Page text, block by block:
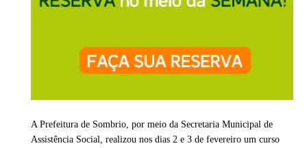
A Prefeitura de Sombrio, por meio da Secretaria Municipal de
Assistência Social, realizou nos dias 2 e 3 de fevereiro um curso